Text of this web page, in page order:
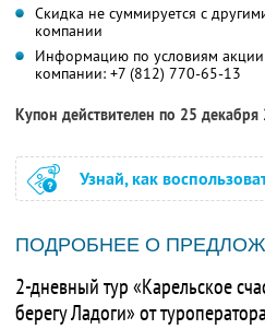
Скидка не суммируется с
компании
Информацию по условиям
компании: +7 (812) 770-65-13
Купон действителен по 25
Узнай, как
ПОДРОБНЕЕ О
2-дневный тур «Карельское
берегу Ладоги» от